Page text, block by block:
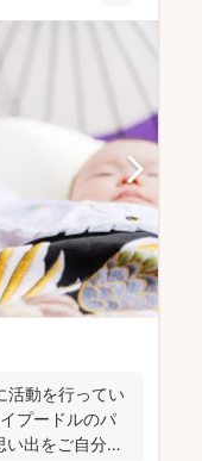
活動を行ってい
プードルのパ
出をご自分自